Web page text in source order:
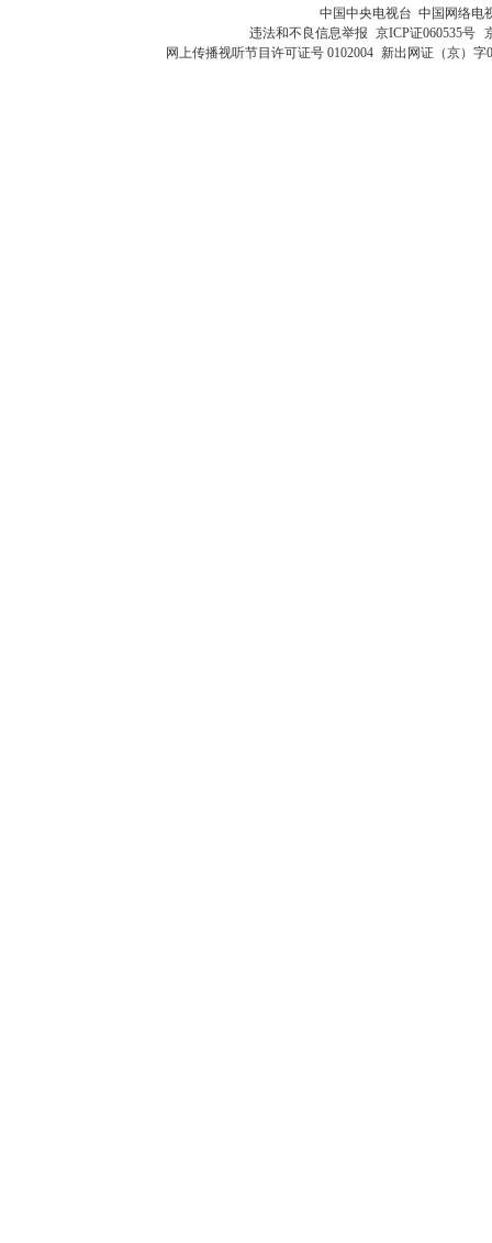
中国中央电视台 中国网络电
违法和不良信息举报 京ICP证060535号
网上传播视听节目许可证号 0102004 新出网证（京）